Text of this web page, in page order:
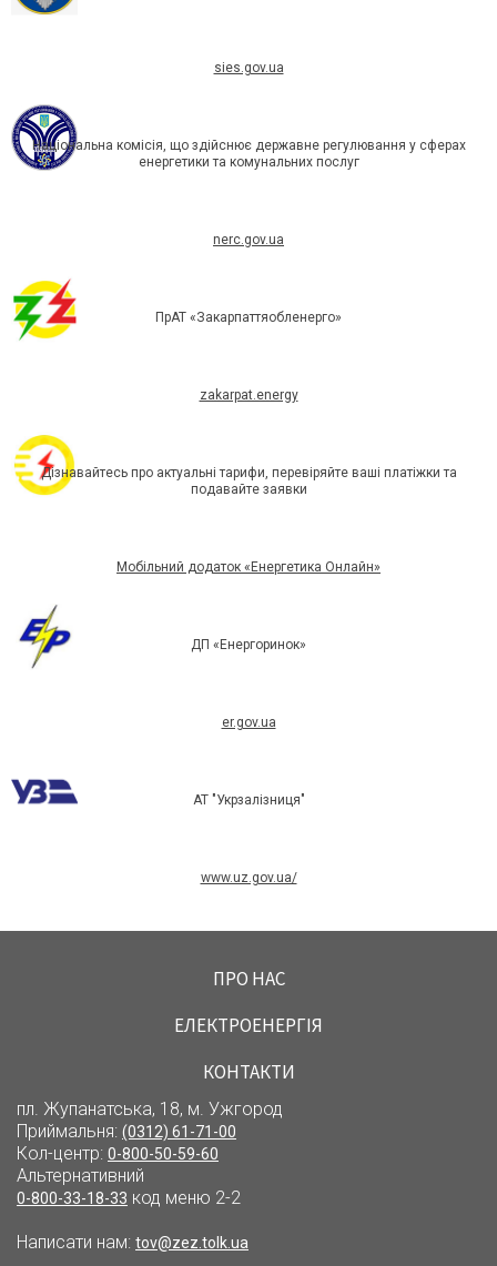
sies.gov.ua
Національна комісія, що здійснює державне регулювання у сферах
енергетики та комунальних послуг
nerc.gov.ua
ПрАТ «Закарпаттяобленерго»
zakarpat.energy
Дізнавайтесь про актуальні тарифи, перевіряйте ваші платіжки та
подавайте заявки
Мобільний додаток «Енергетика Онлайн»
ДП «Енергоринок»
er.gov.ua
АТ "Укрзалізниця"
www.uz.gov.ua/
ПРО НАС
ЕЛЕКТРОЕНЕРГІЯ
КОНТАКТИ
пл. Жупанатська, 18, м. Ужгород
Приймальня: (0312) 61-71-00
Кол-центр: 0-800-50-59-60
Альтернативний
0-800-33-18-33 код меню 2-2
Написати нам: tov@zez.tolk.ua